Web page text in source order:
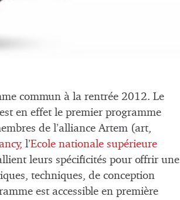
commun à la rentrée 2012. Le
en effet le premier programme
de l’alliance Artem (art,
l’Ecole nationale supérieure
leurs spécificités pour offrir une
techniques, de conception
est accessible en première